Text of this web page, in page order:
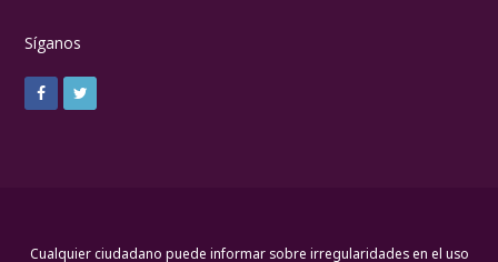
Síganos
Cualquier ciudadano puede informar sobre irregularidades en el uso